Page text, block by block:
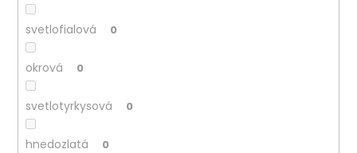
svetlofialová 0
okrová 0
svetlotyrkysová 0
hnedozlatá 0